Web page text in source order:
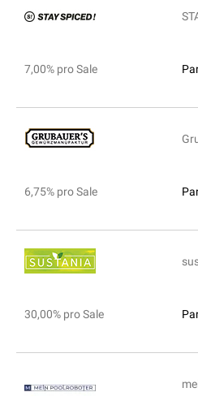
7,00% pro Sale
6,75% pro Sale
30,00% pro Sale